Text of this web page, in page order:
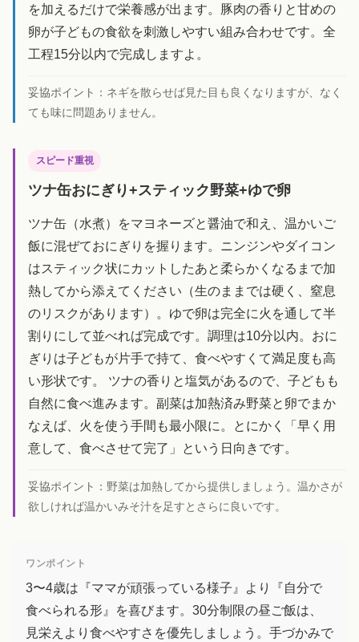
を加えるだけで栄養感が出ます。豚肉の香りと甘めの
卵が子どもの食欲を刺激しやすい組み合わせです。全
工程15分以内で完成しますよ。
妥協ポイント： ネギを散らせば見た目も良くなりますが、なく
ても味に問題ありません。
スピード重視
ツナ缶おにぎり+スティック野菜+ゆで卵
ツナ缶（水煮）をマヨネーズと醤油で和え、温かいご
飯に混ぜておにぎりを握ります。ニンジンやダイコン
はスティック状にカットしたあと柔らかくなるまで加
熱してから添えてください（生のままでは硬く、窒息
のリスクがあります）。ゆで卵は完全に火を通して半
割りにして並べれば完成です。調理は10分以内。おに
ぎりは子どもが片手で持て、食べやすくて満足度も高
い形状です。 ツナの香りと塩気があるので、子どもも
自然に食べ進みます。副菜は加熱済み野菜と卵でまか
なえば、火を使う手間も最小限に。とにかく「早く用
意して、食べさせて完了」という日向きです。
妥協ポイント： 野菜は加熱してから提供しましょう。温かさが
欲しければ温かいみそ汁を足すとさらに良いです。
ワンポイント
3〜4歳は『ママが頑張っている様子』より『自分で
食べられる形』を喜びます。30分制限の昼ご飯は、
見栄えより食べやすさを優先しましょう。手づかみで